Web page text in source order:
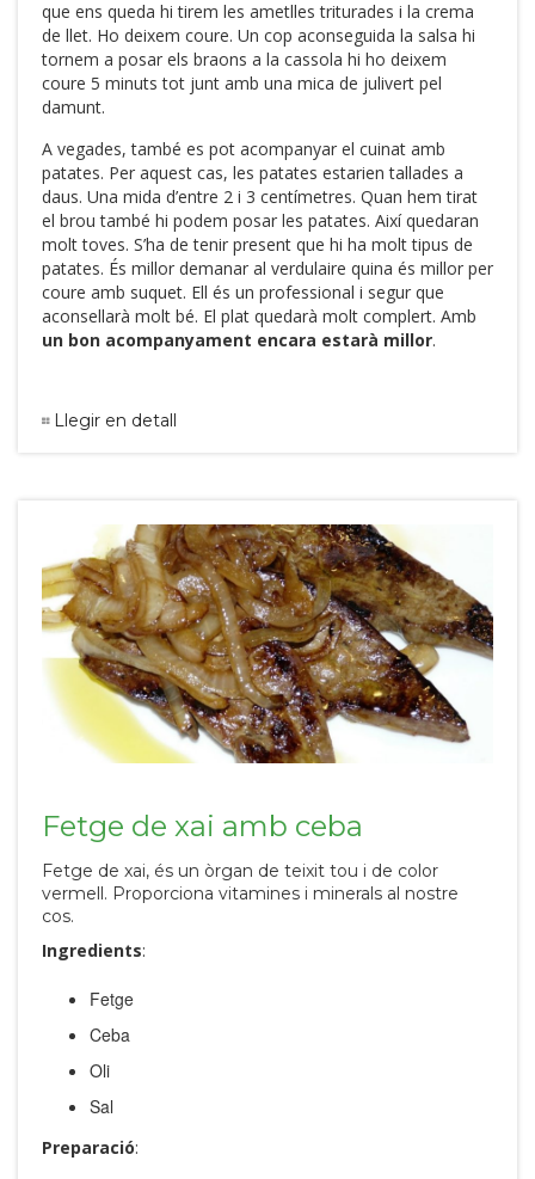
que ens queda hi tirem les ametlles triturades i la crema
de llet. Ho deixem coure. Un cop aconseguida la salsa hi
tornem a posar els braons a la cassola hi ho deixem
coure 5 minuts tot junt amb una mica de julivert pel
damunt.
A vegades, també es pot acompanyar el cuinat amb
patates. Per aquest cas, les patates estarien tallades a
daus. Una mida d’entre 2 i 3 centímetres. Quan hem tirat
el brou també hi podem posar les patates. Així quedaran
molt toves. S’ha de tenir present que hi ha molt tipus de
patates. És millor demanar al verdulaire quina és millor per
coure amb suquet. Ell és un professional i segur que
aconsellarà molt bé. El plat quedarà molt complert. Amb
un bon acompanyament encara estarà millor.
Llegir en detall
Fetge de xai amb ceba
Fetge de xai, és un òrgan de teixit tou i de color
vermell. Proporciona vitamines i minerals al nostre
cos.
Ingredients:
Fetge
Ceba
Oli
Sal
Preparació: